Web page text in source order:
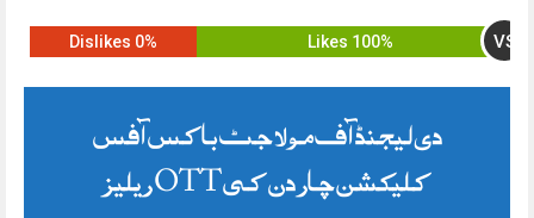
100% Likes VS
0% Dislikes
دی لیجنڈ آف مولا جٹ باکس آفس
کلیکشن چار دن کی OTT ریلیز